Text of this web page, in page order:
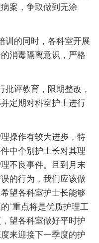
案，争取做到无涂
训的同时，各科室开展
消毒隔离意识，严格
批评教育，限期整改，
定期对科室护士进行
操作有较大进步，特
中个别护士长对其理
不良事件。且到月末
的行为，我们应该做
望各科室护士长能够
`重点将是优质护理工
望各科室做好平时护
来迎接下一季度的护